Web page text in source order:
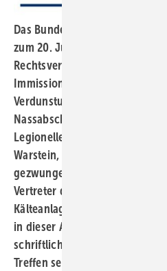
Das Bundesumweltministerium
zum 20. Juni 2014 ein
Rechtsverordnung zur
Immissionsschutzgesetzes
Verdunstungskühlanlagen
Nassabscheider)“. Hintergrund
Legionellenausbrüche in Ulm,
Warstein, aufgrund deren man
gezwungen sah. Bereits am 24.
Vertreter des
Kälteanlagenbauerhandwerks
in dieser Angelegenheit im
schriftlichen Stellungnahme im
Treffen setzte sich der BIV für